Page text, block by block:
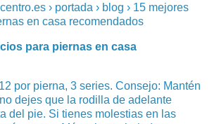
› portada › blog › 15 mejores
en casa recomendados
para piernas en casa
por pierna, 3 series. Consejo: Mantén
dejes que la rodilla de adelante
del pie. Si tienes molestias en las